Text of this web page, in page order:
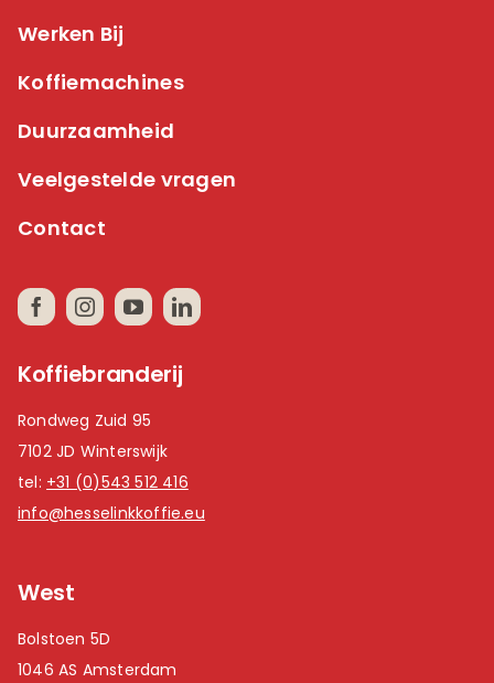
Werken Bij
Koffiemachines
Duurzaamheid
Veelgestelde vragen
Contact
Koffiebranderij
Rondweg Zuid 95
7102 JD Winterswijk
tel: +31 (0)543 512 416
info@hesselinkkoffie.eu
West
Bolstoen 5D
1046 AS Amsterdam